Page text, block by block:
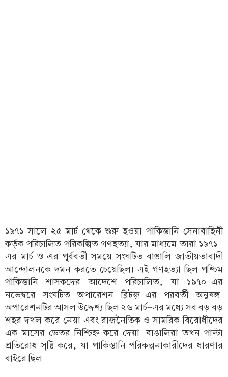
১৯৭১ সালে ২৫ মার্চ থেকে শুরু হওয়া পাকিস্তানি সেনাবাহিনী
কর্তৃক পরিচালিত পরিকল্পিত গণহত্যা, যার মাধ্যমে তারা ১৯৭১-
এর মার্চ ও এর পূর্ববর্তী সময়ে সংঘটিত বাঙালি জাতীয়তাবাদী
আন্দোলনকে দমন করতে চেয়েছিল। এই গণহত্যা ছিল পশ্চিম
পাকিস্তানি শাসকদের আদেশে পরিচালিত, যা ১৯৭০-এর
নভেম্বরে সংঘটিত অপারেশন ব্লিটজ়-এর পরবর্তী অনুষঙ্গ।
অপারেশনটির আসল উদ্দেশ্য ছিল ২৬ মার্চ-এর মধ্যে সব বড় বড়
শহর দখল করে নেয়া এবং রাজনৈতিক ও সামরিক বিরোধীদের
এক মাসের ভেতর নিশ্চিহ্ন করে দেয়া। বাঙালিরা তখন পাল্টা
প্রতিরোধ সৃষ্টি করে, যা পাকিস্তানি পরিকল্পনাকারীদের ধারণার
বাইরে ছিল।